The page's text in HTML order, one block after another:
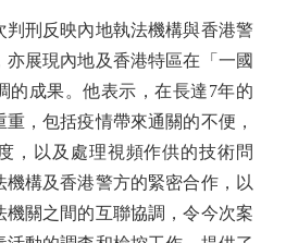
刑反映內地執法機構與香港警
展現內地及香港特區在「一國
的成果。他表示，在長達7年的
，包括疫情帶來通關的不便，
，以及處理視頻作供的技術問
機構及香港警方的緊密合作，以
機關之間的互聯協調，令今次案